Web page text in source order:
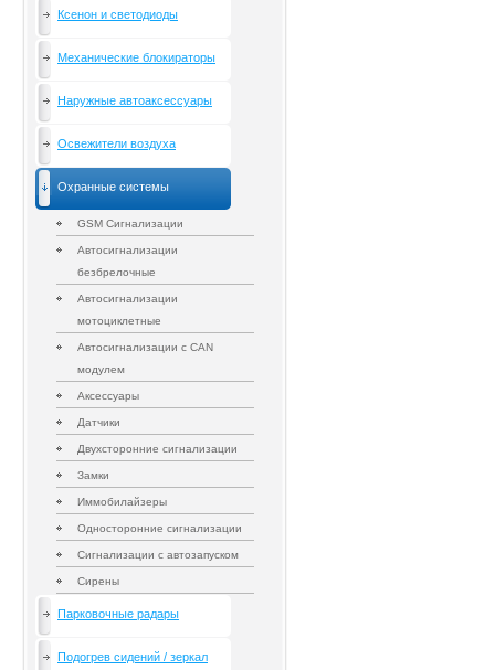
Ксенон и светодиоды
Механические блокираторы
Наружные автоаксессуары
Освежители воздуха
Охранные системы
GSM Сигнализации
Автосигнализации
безбрелочные
Автосигнализации
мотоциклетные
Автосигнализации с CAN
модулем
Аксессуары
Датчики
Двухсторонние сигнализации
Замки
Иммобилайзеры
Односторонние сигнализации
Сигнализации с автозапуском
Сирены
Парковочные радары
Подогрев сидений / зеркал